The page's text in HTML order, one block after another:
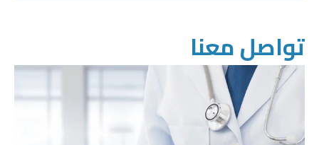
تواصل معنا